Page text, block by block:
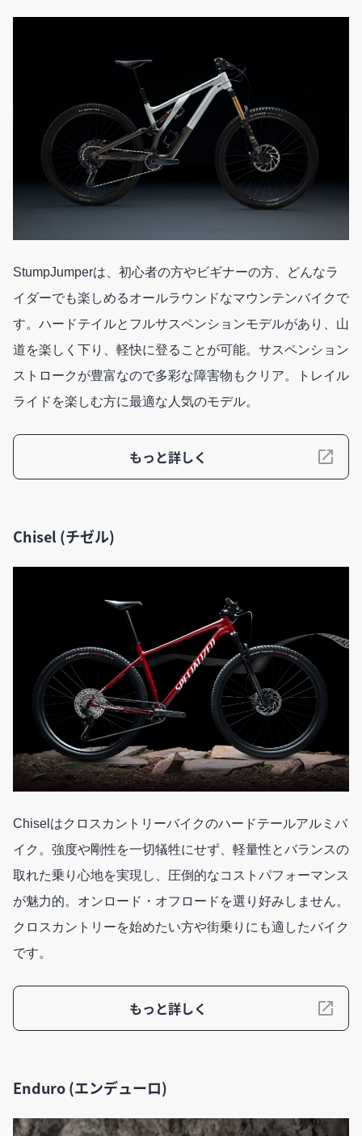
StumpJumperは、初心者の方やビギナーの方、どんなラ
イダーでも楽しめるオールラウンドなマウンテンバイクで
す。ハードテイルとフルサスペンションモデルがあり、山
道を楽しく下り、軽快に登ることが可能。サスペンション
ストロークが豊富なので多彩な障害物もクリア。トレイル
ライドを楽しむ方に最適な人気のモデル。
もっと詳しく
Chisel (チゼル)
Chiselはクロスカントリーバイクのハードテールアルミバ
イク。強度や剛性を一切犠牲にせず、軽量性とバランスの
取れた乗り心地を実現し、圧倒的なコストパフォーマンス
が魅力的。オンロード・オフロードを選り好みしません。
クロスカントリーを始めたい方や街乗りにも適したバイク
です。
もっと詳しく
Enduro (エンデューロ)